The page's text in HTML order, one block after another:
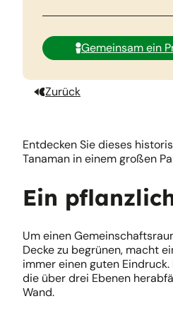
Gemeinsam ein
Zurück
Entdecken Sie dieses
Tanaman in einem großen
Ein
Um einen
Decke zu begrünen, macht
immer einen guten Eindruck.
die über drei Ebenen
Wand.